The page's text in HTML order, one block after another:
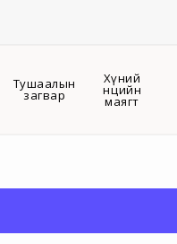
Тушаалын
загвар
Хүний
нөөцийн
маягт